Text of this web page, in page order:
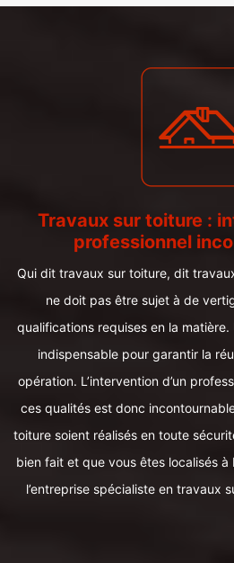
Travaux sur toiture :
professionnel
Qui dit travaux sur toiture, dit
ne doit pas être sujet à de
qualifications requises en la
indispensable pour garantir la
opération. L’intervention d’un
ces qualités est donc
toiture soient réalisés en toute
bien fait et que vous êtes localisés
l’entreprise spécialiste en travaux